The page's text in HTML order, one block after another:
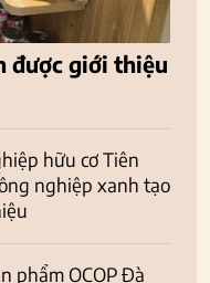
được giới thiệu
hữu cơ Tiên
nghiệp xanh tạo
phẩm OCOP Đà